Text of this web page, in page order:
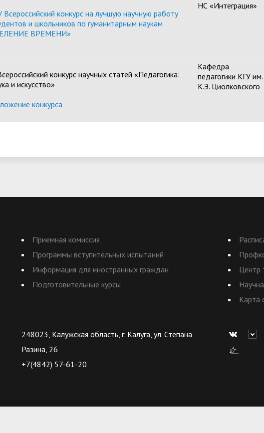
Всероссийский конкурс на лучшую научную работу
и школьников по гуманитарным наукам
ВРЕМЕНИ»
НС «Интеграция»
конкурс научных статей «Педагогика:
и искусство»
конкурса
Кафедра
педагогики КГУ им.
К.Э. Циолковского
Приемная комиссия
Программы вступительных испытаний
Информация для иностранных граждан
Подготовительные курсы
Центр
Карта
248023, Калужская область, г. Калуга, ул. Степана
Разина, 26
+7(4842) 57-61-20